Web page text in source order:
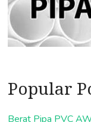
Popular
Berat Pipa PVC